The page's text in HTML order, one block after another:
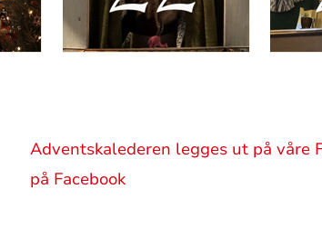
Adventskalederen legges ut på våre
på Facebook